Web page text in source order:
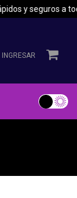
y seguros a todo
INGRESAR